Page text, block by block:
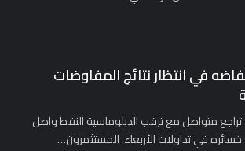
في انتظار نتائج المفاوضات
تراجع متواصل مع ترقب الدبلوماسية النفط واصل
خسائره في تداولات الأربعاء. المستثمرون…